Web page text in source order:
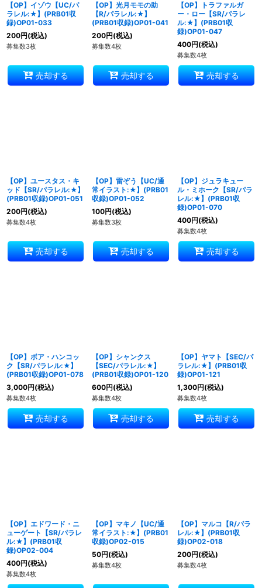
【OP】イゾウ【UC/パ
ラレル:★】(PRB01収
録)OP01-033
200円(税込)
募集数3枚
売却する
【OP】光月モモの助
【R/パラレル:★】
(PRB01収録)OP01-041
200円(税込)
募集数4枚
売却する
【OP】トラファルガ
ー・ロー【SR/パラレ
ル:★】(PRB01収
録)OP01-047
400円(税込)
募集数4枚
売却する
【OP】ユースタス・キ
ッド【SR/パラレル:★】
(PRB01収録)OP01-051
200円(税込)
募集数4枚
売却する
【OP】雷ぞう【UC/通
常イラスト:★】(PRB01
収録)OP01-052
100円(税込)
募集数3枚
売却する
【OP】ジュラキュー
ル・ミホーク【SR/パラ
レル:★】(PRB01収
録)OP01-070
400円(税込)
募集数4枚
売却する
【OP】ボア・ハンコッ
ク【SR/パラレル:★】
(PRB01収録)OP01-078
3,000円(税込)
募集数4枚
売却する
【OP】シャンクス
【SEC/パラレル:★】
(PRB01収録)OP01-120
600円(税込)
募集数4枚
売却する
【OP】ヤマト【SEC/パ
ラレル:★】(PRB01収
録)OP01-121
1,300円(税込)
募集数4枚
売却する
【OP】エドワード・ニ
ューゲート【SR/パラレ
ル:★】(PRB01収
録)OP02-004
400円(税込)
募集数4枚
【OP】マキノ【UC/通
常イラスト:★】(PRB01
収録)OP02-015
50円(税込)
募集数4枚
【OP】マルコ【R/パラ
レル:★】(PRB01収
録)OP02-018
200円(税込)
募集数4枚